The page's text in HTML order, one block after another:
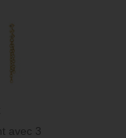
avec 3